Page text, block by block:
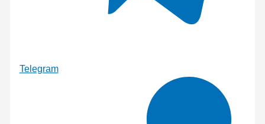
Telegram